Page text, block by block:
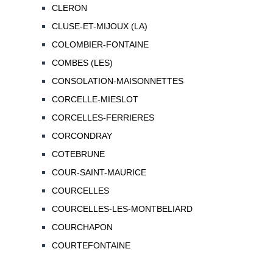
CLERON
CLUSE-ET-MIJOUX (LA)
COLOMBIER-FONTAINE
COMBES (LES)
CONSOLATION-MAISONNETTES
CORCELLE-MIESLOT
CORCELLES-FERRIERES
CORCONDRAY
COTEBRUNE
COUR-SAINT-MAURICE
COURCELLES
COURCELLES-LES-MONTBELIARD
COURCHAPON
COURTEFONTAINE